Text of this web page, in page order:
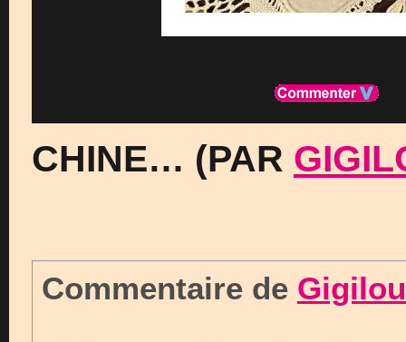
CHINE… (PAR
Commentaire de Gigilou